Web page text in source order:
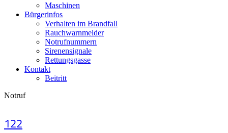
Maschinen
Bürgerinfos
Verhalten im Brandfall
Rauchwarnmelder
Notrufnummern
Sirenensignale
Rettungsgasse
Kontakt
Beitritt
Notruf
122